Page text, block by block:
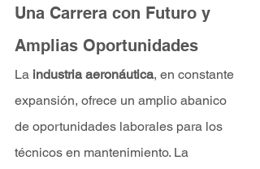
Una Carrera con Futuro y
Amplias Oportunidades
La industria aeronáutica, en constante
expansión, ofrece un amplio abanico
de oportunidades laborales para los
técnicos en mantenimiento. La